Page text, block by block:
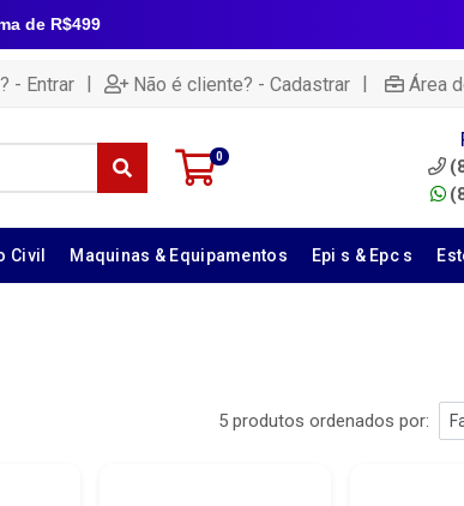
- Entrar | Não é cliente? - Cadastrar | Área
0
de R$499
Civil Maquinas & Equipamentos Epi s & Epc s
5 produtos ordenados por: